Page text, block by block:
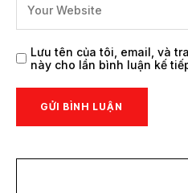
Lưu tên của tôi, email, và
này cho lần bình luận kế